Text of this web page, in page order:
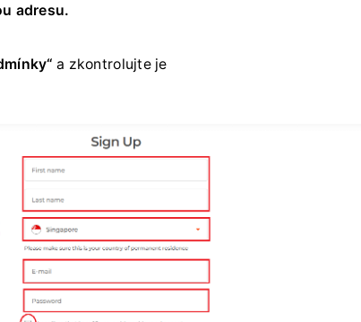
adresu.
a zkontrolujte je